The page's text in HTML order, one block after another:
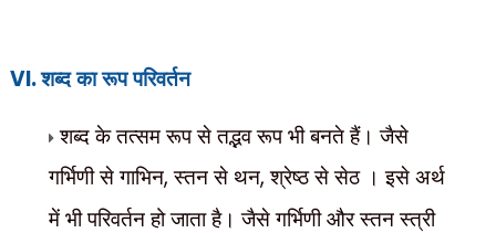
VI.शब्द का रूप परिवर्तन
शब्द के तत्सम रूप से तद्भव रूप भी बनते हैं। जैसे
गर्भिणी से गाभिन,स्तन से थन,श्रेष्ठ से सेठ । इसे अर्थ
में भी परिवर्तन हो जाता है। जैसे गर्भिणी और स्तन स्त्री